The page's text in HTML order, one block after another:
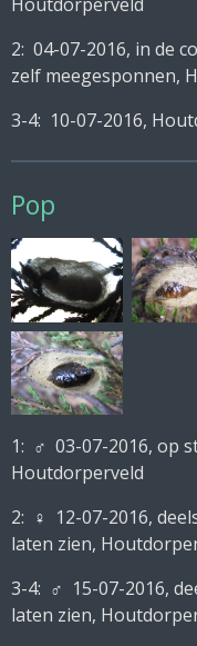
2: 04-07-2016, in de
zelf meegesponnen,
3-4: 10-07-2016,
Pop
1: ♂ 03-07-2016, op
Houtdorperveld
2: ♀ 12-07-2016,
laten zien,
3-4: ♂ 15-07-2016,
laten zien,